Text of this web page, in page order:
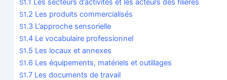
S1
S1.2 Les pro­duits com­mer­cia­li­sés
S1.3 L’approche sen­so­rielle
S1.4 Le voca­bu­laire pro­fes­sion­nel
S1.5 Les locaux et annexes
S1.6 Les équi­pe­ments, maté­riels et outillages
S1.7 Les docu­ments de tra­vail